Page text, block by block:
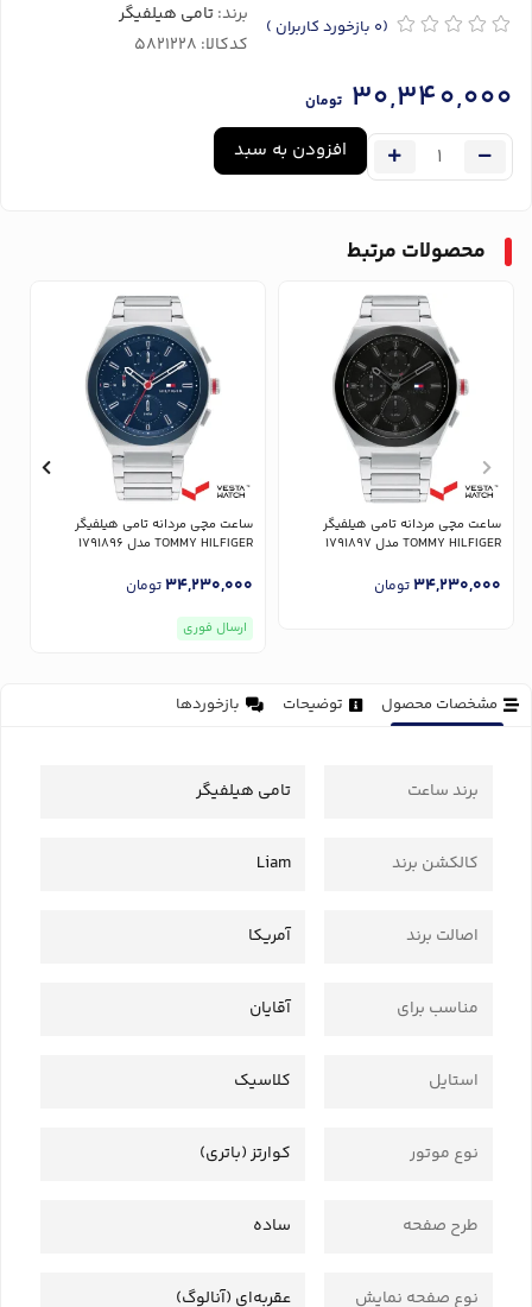
(0 بازخورد کاربران ) برند:تامی هیلفیگر
کدکالا:
30,340,000 تومان
افزودن به سبد
محصولات مرتبط
ساعت مچی مردانه تامی هیلفیگر
TOMMY HILFIGER مدل 1791897
34,230,000تومان
ساعت مچی مردانه تامی هیلفیگر
TOMMY HILFIGER مدل 1791896
34,230,000تومان
ارسال فوری
مشخصات محصول توضیحات بازخوردها
برند ساعت تامی هیلفیگر
کالکشن برند Liam
اصالت برند آمریکا
مناسب برای آقایان
استایل کلاسیک
نوع موتور کوارتز (باتری)
طرح صفحه ساده
نوع صفحه نمایش عقربه‌ای (آنالوگ)